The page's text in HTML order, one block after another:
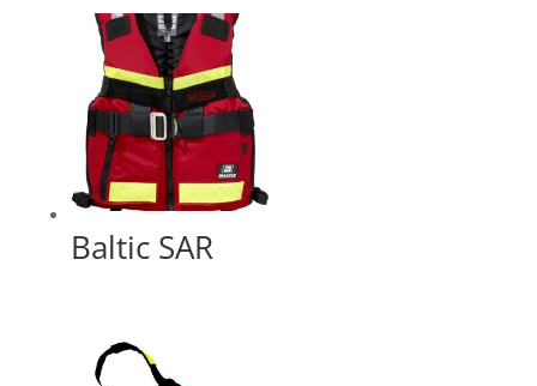
Baltic SAR